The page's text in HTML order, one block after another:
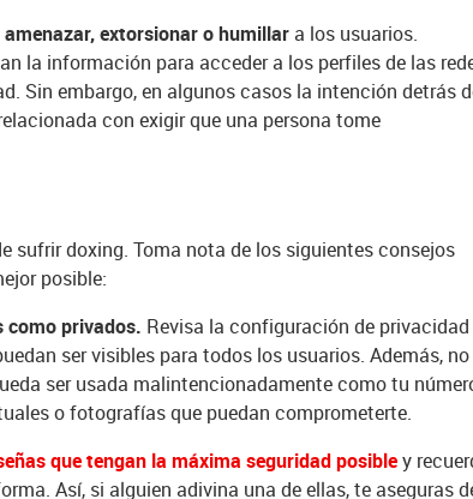
extorsionar o humillara los usuarios.
la información para acceder a los perfiles de las
Sin embargo, en algunos casos la intención detrás
con exigir que una persona tome
sufrir doxing. Toma nota de los siguientes consejos
posible:
como privados. Revisa la configuración de privacidad
ser visibles para todos los usuarios. Además, no
ser usada malintencionadamente como tu
o fotografías que puedan comprometerte.
que tengan la máxima seguridad posibley
Así, si alguien adivina una de ellas, te aseguras